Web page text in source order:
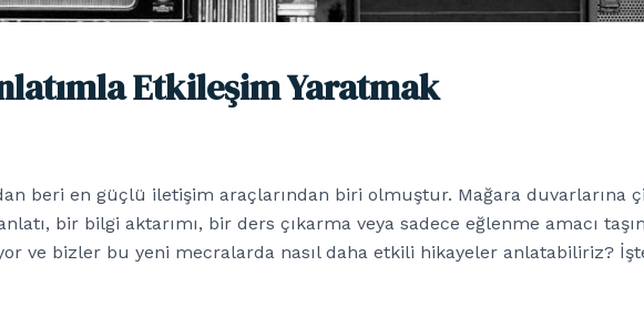
Etkileşim Yaratmak
beri en güçlü iletişim araçlarından biri olmuştur. Mağara duvarlarına
bir bilgi aktarımı, bir ders çıkarma veya sadece eğlenme amacı
ve bizler bu yeni mecralarda nasıl daha etkili hikayeler anlatabiliriz?